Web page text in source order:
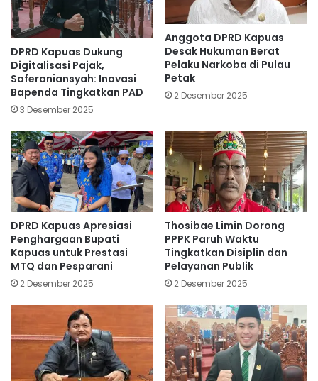
DPRD Kapuas Dukung
Digitalisasi Pajak,
Saferaniansyah: Inovasi
Bapenda Tingkatkan PAD
3 Desember 2025
Anggota DPRD Kapuas
Desak Hukuman Berat
Pelaku Narkoba di Pulau
Petak
2 Desember 2025
DPRD Kapuas Apresiasi
Penghargaan Bupati
Kapuas untuk Prestasi
MTQ dan Pesparani
2 Desember 2025
Thosibae Limin Dorong
PPPK Paruh Waktu
Tingkatkan Disiplin dan
Pelayanan Publik
2 Desember 2025